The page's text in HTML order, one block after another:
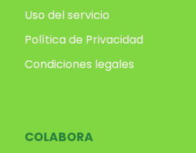
Uso del servicio
Política de Privacidad
Condiciones legales
COLABORA